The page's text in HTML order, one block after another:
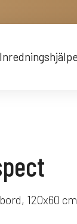
120x60